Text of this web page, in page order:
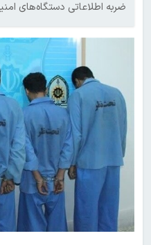
ضربه اطلاعاتی دستگاه‌های